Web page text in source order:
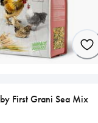
First Grani Sea Mix